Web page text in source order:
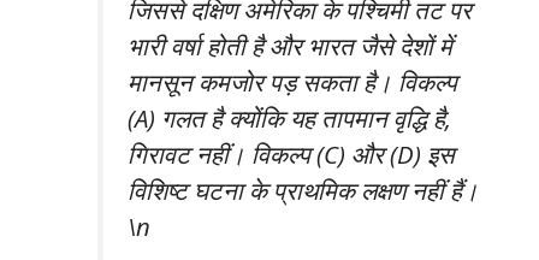
जिससे दक्षिण अमेरिका के पश्चिमी तट पर
भारी वर्षा होती है और भारत जैसे देशों में
मानसून कमजोर पड़ सकता है। विकल्प
(A) गलत है क्योंकि यह तापमान वृद्धि है,
गिरावट नहीं। विकल्प (C) और (D) इस
विशिष्ट घटना के प्राथमिक लक्षण नहीं हैं।
\n